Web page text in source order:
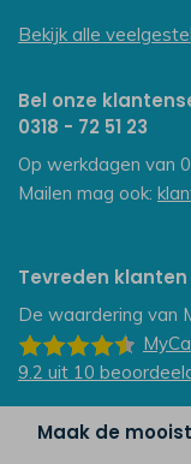
Bekijk alle
Bel onze
0318 - 72 51 23
Op werkdagen van
Mailen mag ook:
Tevreden klanten
De waardering van
9.2 uit 10
Maak de